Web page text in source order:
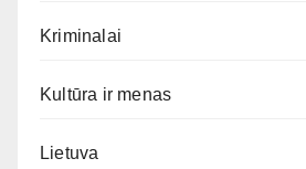
Kriminalai
Kultūra ir menas
Lietuva